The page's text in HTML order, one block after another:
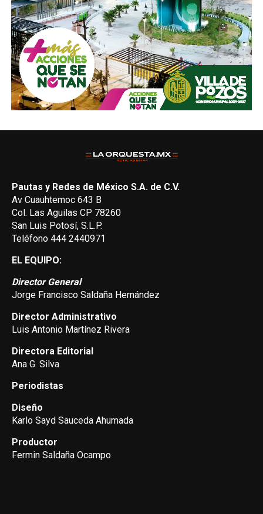
Pautas y Redes de México S.A. de C.V.
Av Cuauhtemoc 643 B
Col. Las Aguilas CP 78260
San Luis Potosí, S.L.P.
Teléfono 444 2440971
EL EQUIPO:
Director General
Jorge Francisco Saldaña Hernández
Director Administrativo
Luis Antonio Martínez Rivera
Directora Editorial
Ana G. Silva
Periodistas
Diseño
Karlo Sayd Sauceda Ahumada
Productor
Fermin Saldaña Ocampo